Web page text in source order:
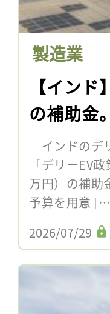
製造業
【イン
の補助金
インドのデ
「デリーEV
万円）の補助
予算を用意
2026/07/29